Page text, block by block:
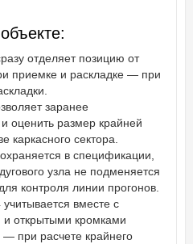
отделяет позицию от
приемке и раскладке — при
заранее
оценить размер крайней
каркасного сектора.
в спецификации,
узла не подменяется
контроля линии прогонов.
вместе с
открытыми кромками
— при расчете крайнего